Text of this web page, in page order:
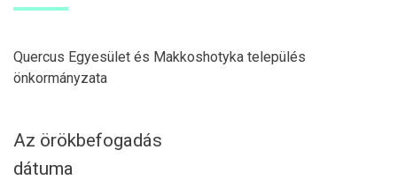
Quercus Egyesület és Makkoshotyka település
önkormányzata
Az örökbefogadás
dátuma